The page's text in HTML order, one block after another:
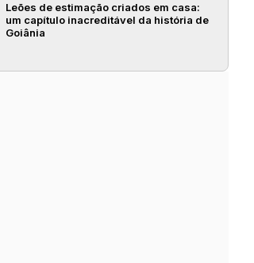
Leões de estimação criados em casa:
um capítulo inacreditável da história de
Goiânia